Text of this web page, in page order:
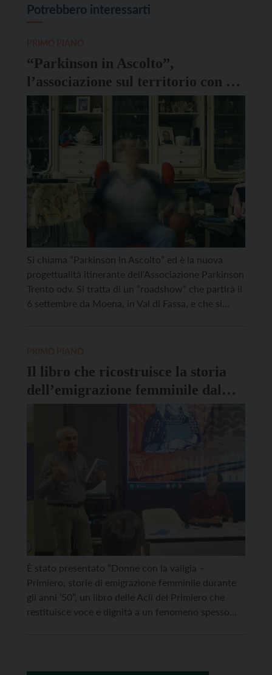
Potrebbero interessarti
“Parkinson in Ascolto”,
l’associazione sul territorio con un
progetto itinerante
Si chiama “Parkinson in Ascolto” ed è la nuova
progettualità itinerante dell’Associazione Parkinson
Trento odv. Si tratta di un “roadshow” che partirà il
6 settembre da Moena, in Val di Fassa, e che si
Il libro che ricostruisce la storia
dell’emigrazione femminile dal
Primiero
È stato presentato “Donne con la valigia –
Primiero, storie di emigrazione femminile durante
gli anni ’50”, un libro delle Acli del Primiero che
restituisce voce e dignità a un fenomeno spesso
culturale in un momento di […]